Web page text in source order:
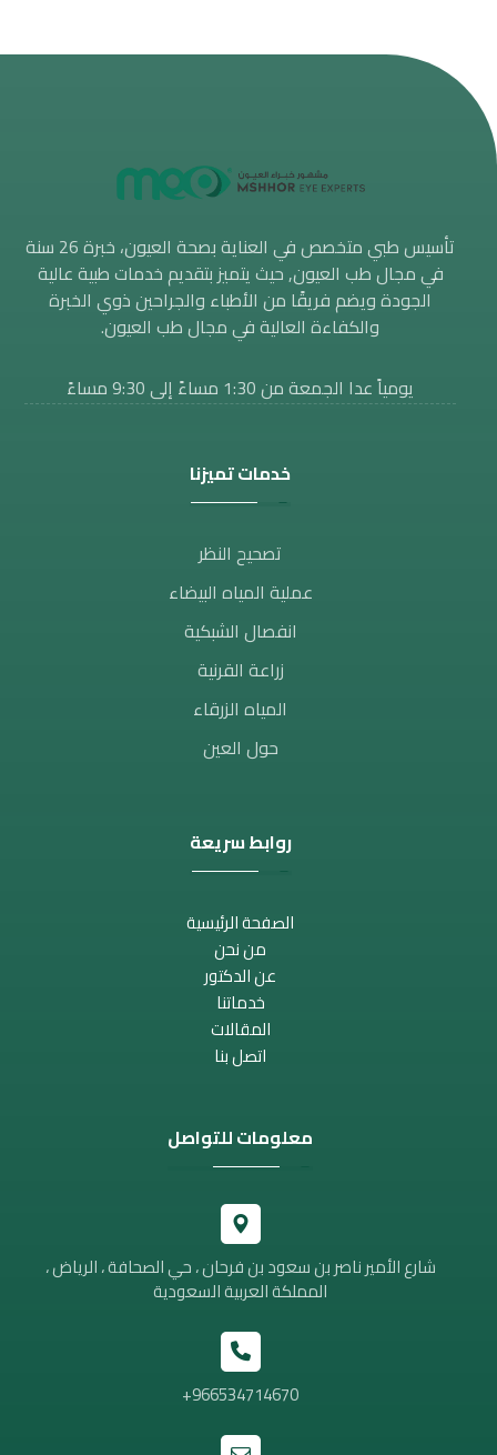
تأسيس طبي متخصص في العناية بصحة العيون، خبرة 26 سنة
في مجال طب العيون, حيث يتميز بتقديم خدمات طبية عالية
الجودة ويضم فريقًا من الأطباء والجراحين ذوي الخبرة
والكفاءة العالية في مجال طب العيون.
يومياً عدا الجمعة من 1:30 مساءََ إلى 9:30 مساءً
خدمات تميزنا
تصحيح النظر​
عملية المياه البيضاء
انفصال الشبكية
زراعة القرنية
المياه الزرقاء
حول العين
روابط سريعة
الصفحة الرئيسية
من نحن
عن الدكتور
خدماتنا
المقالات
اتصل بنا
معلومات للتواصل
شارع الأمير ناصر بن سعود بن فرحان ، حي الصحافة ، الرياض ،
المملكة العربية السعودية
966534714670+